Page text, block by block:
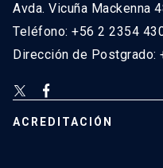
Avda. Vicuña Mackenna
Teléfono: +56 2 2354
Dirección de Postgrado:
ACREDITACIÓN